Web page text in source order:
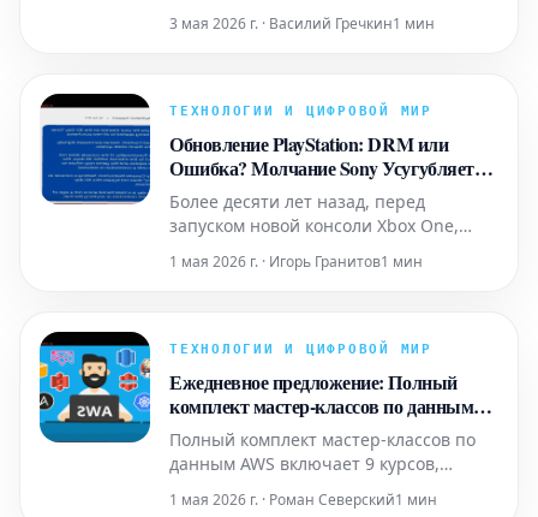
представили лауреатов в категориях
визуализация", "Лучший ремикс" и
пришло время рассказать о лучшей
аналогов
3 мая 2026 г. · Василий Гречкин1 мин
ТЕХНОЛОГИИ И ЦИФРОВОЙ МИР
Обновление PlayStation: DRM или
Ошибка? Молчание Sony Усугубляет
Путаницу с Лицензиями
Более десяти лет назад, перед
запуском новой консоли Xbox One,
слухов о возможных требованиях к
подробностей общественности
будут подразумевать эти требования.
Будет ли конс
1 мая 2026 г. · Игорь Гранитов1 мин
ТЕХНОЛОГИИ И ЦИФРОВОЙ МИР
Ежедневное предложение: Полный
комплект мастер-классов по данным
AWS
Полный комплект мастер-классов по
данным AWS включает 9 курсов,
Web Services. Курсы охватывают такие
1 мая 2026 г. · Роман Северский1 мин